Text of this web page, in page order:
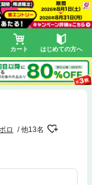
カート はじめての方へ
ロ 他13名